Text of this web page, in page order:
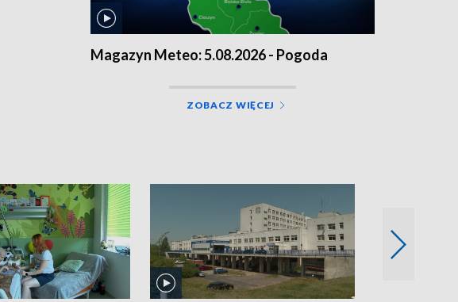
Magazyn Meteo: 5.08.2026 - Pogoda
ZOBACZ WIĘCEJ